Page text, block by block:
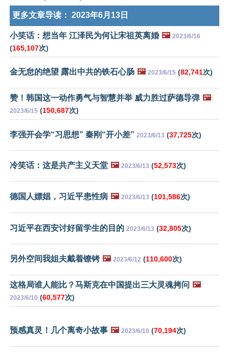
更多文章导读： 2023年6月13日
小笑话：想当年 江泽民为何让宋祖英离婚 🖼️ 2023/6/16
(165,107次)
金无怠的绝望 露出中共的铁石心肠 🖼️ 2023/6/15 (82,741次)
赞！韩国这一动作勇气与智慧并举 威力胜过萨德导弹 🖼️
2023/6/15 (150,687次)
李强开会学“习思想” 秦刚“开小差” 2023/6/13 (37,725次)
冷笑话：这是共产主义天堂 🖼️ 2023/6/13 (52,573次)
德国人嫖娼，习近平患性病 🖼️ 2023/6/13 (101,586次)
习近平在西安讨好留学生的目的 2023/6/13 (32,805次)
另外空间我姐夫戴着镣铐 🖼️ 2023/6/12 (110,600次)
这格局谁人能比？马斯克在中国提出三大灵魂拷问 🖼️
2023/6/10 (60,577次)
预感真灵！几个离奇小故事 🖼️ 2023/6/10 (70,194次)